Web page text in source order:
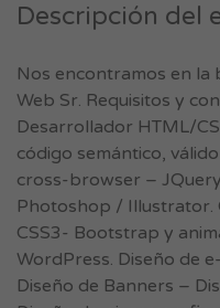
Descripción del
Nos encontramos en la
Web Sr. Requisitos y
Desarrollador HTML/
código semántico,
cross-browser –
Photoshop / Illustrator.
CSS3- Bootstrap y
WordPress. Diseño de
Diseño de Banners –